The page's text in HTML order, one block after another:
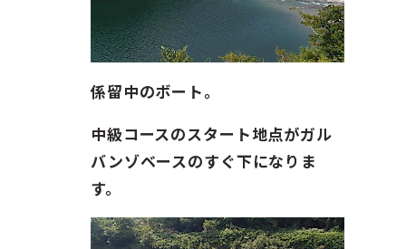
係留中のボート。
中級コースのスタート地点がガル
バンゾベースのすぐ下になりま
す。